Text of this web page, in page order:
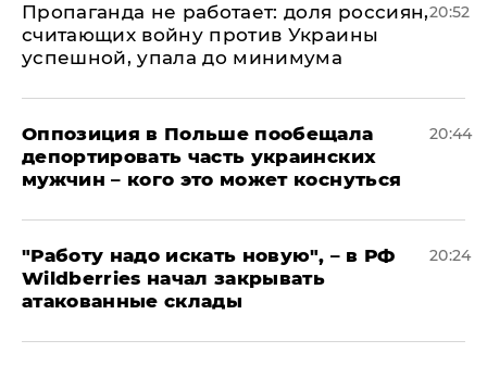
​Пропаганда не работает: доля россиян,
считающих войну против Украины
успешной, упала до минимума
20:52
Оппозиция в Польше пообещала
депортировать часть украинских
мужчин – кого это может коснуться
20:44
"Работу надо искать новую", – в РФ
Wildberries начал закрывать
атакованные склады
20:24